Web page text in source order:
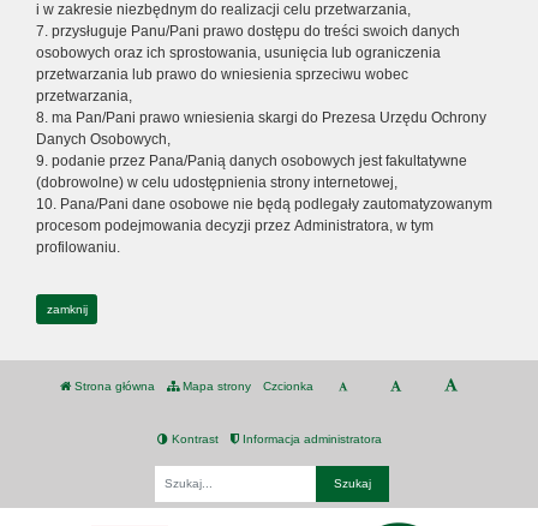
i w zakresie niezbędnym do realizacji celu przetwarzania,
7. przysługuje Panu/Pani prawo dostępu do treści swoich danych
osobowych oraz ich sprostowania, usunięcia lub ograniczenia
przetwarzania lub prawo do wniesienia sprzeciwu wobec
przetwarzania,
8. ma Pan/Pani prawo wniesienia skargi do Prezesa Urzędu Ochrony
Danych Osobowych,
9. podanie przez Pana/Panią danych osobowych jest fakultatywne
(dobrowolne) w celu udostępnienia strony internetowej,
10. Pana/Pani dane osobowe nie będą podlegały zautomatyzowanym
procesom podejmowania decyzji przez Administratora, w tym
profilowaniu.
zamknij
Strona główna Mapa strony Czcionka
Kontrast Informacja administratora